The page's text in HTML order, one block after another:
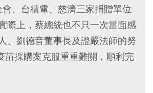
、台積電、慈濟三家捐贈單位
際上，蔡總統也不只一次當面感
、劉德音董事長及證嚴法師的努
苗採購案克服重重難關，順利完